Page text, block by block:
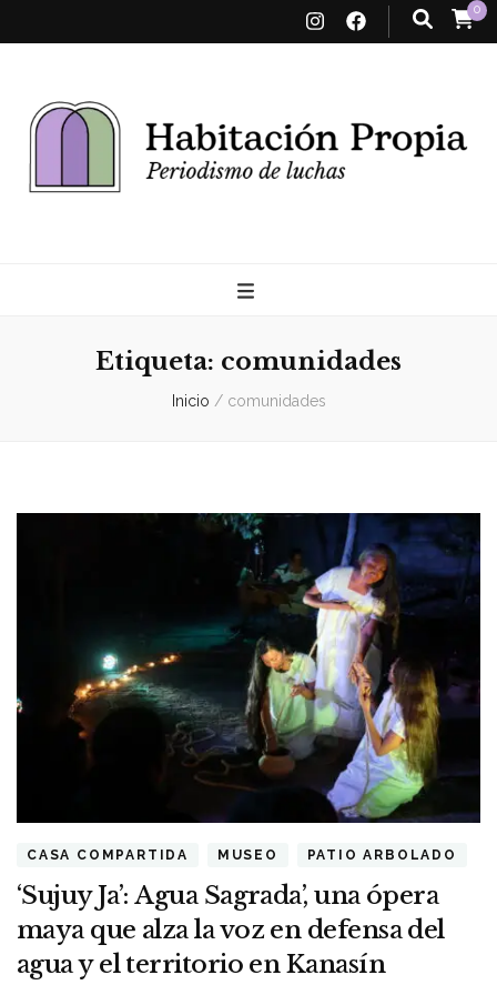
0
Propia
Etiqueta: comunidades
Inicio / comunidades
CASA COMPARTIDA MUSEO PATIO ARBOLADO
‘Sujuy Ja’: Agua Sagrada’, una ópera
maya que alza la voz en defensa del
agua y el territorio en Kanasín